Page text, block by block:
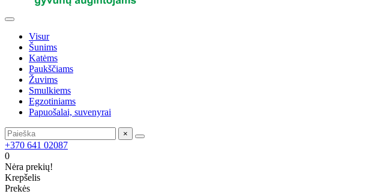
Visur
Šunims
Katėms
Paukščiams
Žuvims
Smulkiems
Egzotiniams
Papuošalai, suvenyrai
×
+370 641 02087
0
Nėra prekių!
Krepšelis
Prekės